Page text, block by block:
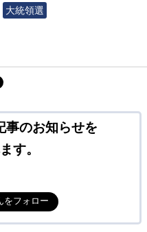
大統領選
事のお知らせを
す。
をフォロー